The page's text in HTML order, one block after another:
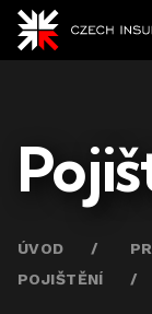
ÚVOD
POJIŠTĚNÍ